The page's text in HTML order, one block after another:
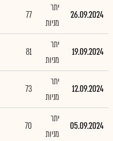
26.09.2024
יתר
מניות
77
19.09.2024
יתר
מניות
81
12.09.2024
יתר
מניות
73
05.09.2024
יתר
מניות
70